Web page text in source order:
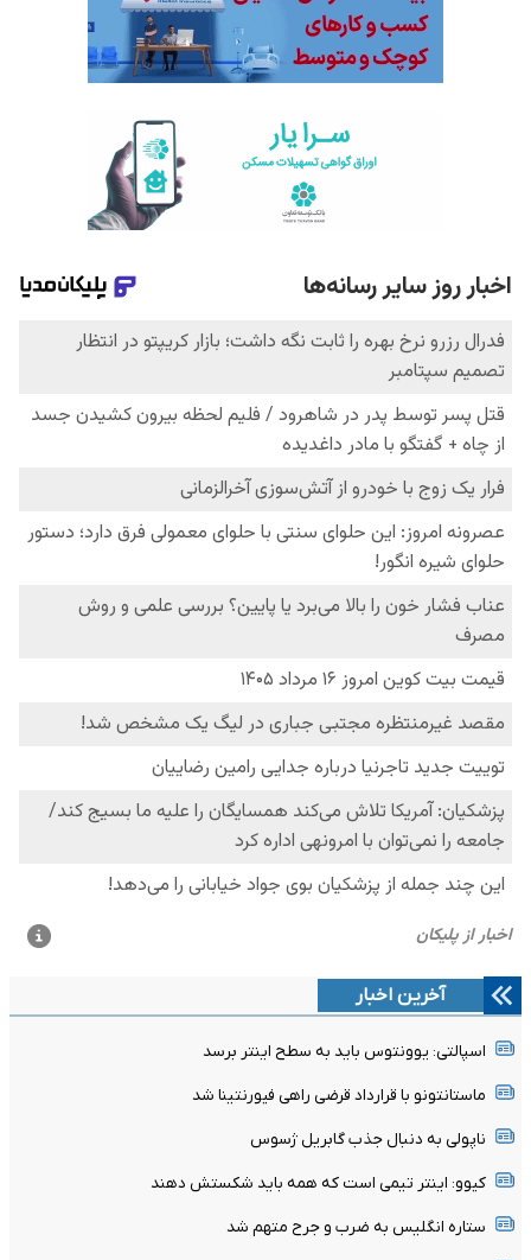
آخرین اخبار
اسپالتی: یوونتوس باید به سطح اینتر برسد
ماستانتونو با قرارداد قرضی راهی فیورنتینا شد
ناپولی به دنبال جذب گابریل ژسوس
کیوو: اینتر تیمی است که همه باید شکستش دهند
ستاره انگلیس به ضرب و جرح متهم شد